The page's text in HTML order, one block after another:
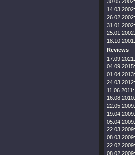
30.05.2002:
14.03.2002:
26.02.2002:
31.01.2002:
25.01.2002:
18.10.2001:
Reviews
17.09.2021:
04.09.2015:
01.04.2013:
24.03.2012:
11.06.2011:
16.08.2010:
22.05.2009:
19.04.2009:
05.04.2009:
22.03.2009:
08.03.2009:
22.02.2009:
08.02.2009: